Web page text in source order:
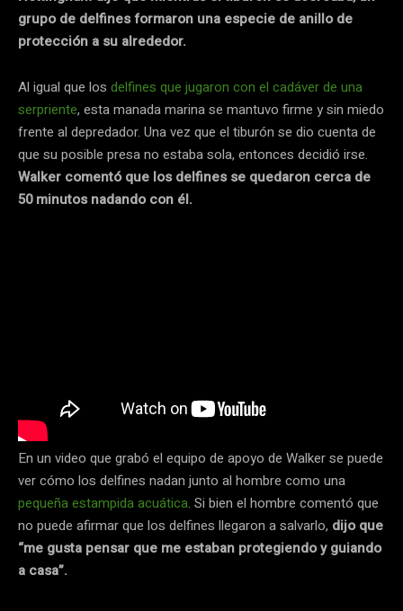
grupo de delfines formaron una especie de anillo de
protección a su alrededor.
Al igual que los delfines que jugaron con el cadáver de una
serpriente, esta manada marina se mantuvo firme y sin miedo
frente al depredador. Una vez que el tiburón se dio cuenta de
que su posible presa no estaba sola, entonces decidió irse.
Walker comentó que los delfines se quedaron cerca de
50 minutos nadando con él.
En un video que grabó el equipo de apoyo de Walker se puede
ver cómo los delfines nadan junto al hombre como una
pequeña estampida acuática. Si bien el hombre comentó que
no puede afirmar que los delfines llegaron a salvarlo, dijo que
“me gusta pensar que me estaban protegiendo y guiando
a casa”.